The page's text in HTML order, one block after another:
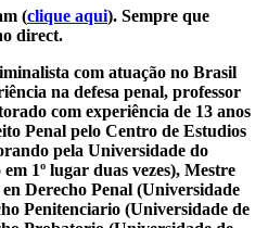
(clique aqui). Sempre que
direct.
com atuação no Brasil
na defesa penal, professor
com experiência de 13 anos
Penal pelo Centro de Estudios
pela Universidade do
1º lugar duas vezes), Mestre
Derecho Penal (Universidade
Penitenciario (Universidade de